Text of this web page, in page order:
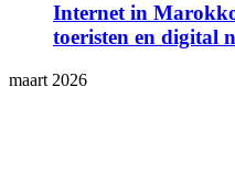
Internet in
toeristen en digital
maart 2026